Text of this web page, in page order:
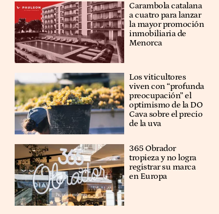
Carambola catalana
a cuatro para lanzar
la mayor promoción
inmobiliaria de
Menorca
Los viticultores
viven con “profunda
preocupación” el
optimismo de la DO
Cava sobre el precio
de la uva
365 Obrador
tropieza y no logra
registrar su marca
en Europa